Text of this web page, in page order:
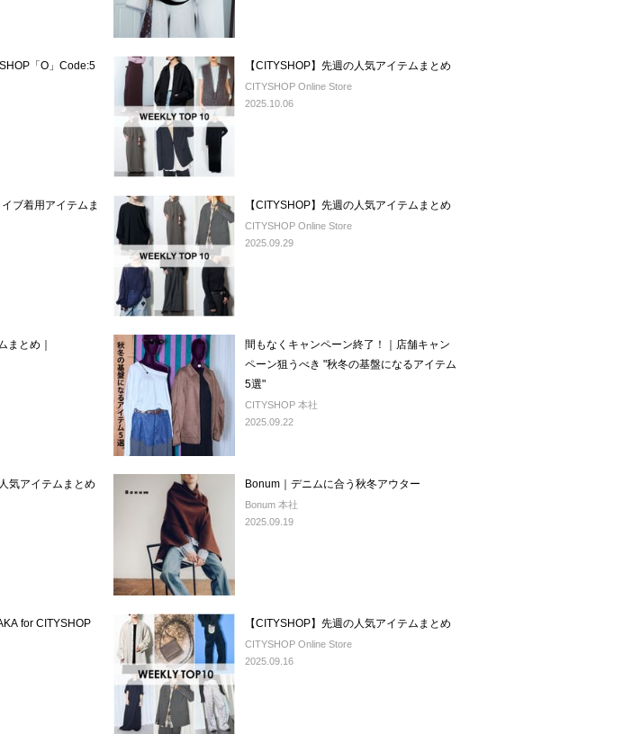
「O」Code:5
【CITYSHOP】先週の人気アイテムまとめ
CITYSHOP Online Store
2025.10.06
ブ着用アイテムま
【CITYSHOP】先週の人気アイテムまとめ
CITYSHOP Online Store
2025.09.29
まとめ｜
間もなくキャンペーン終了！｜店舗キャン
ペーン狙うべき "秋冬の基盤になるアイテム
5選"
CITYSHOP 本社
2025.09.22
気アイテムまとめ Bonum｜デニムに合う秋冬アウター
Bonum 本社
2025.09.19
for CITYSHOP
【CITYSHOP】先週の人気アイテムまとめ
CITYSHOP Online Store
2025.09.16